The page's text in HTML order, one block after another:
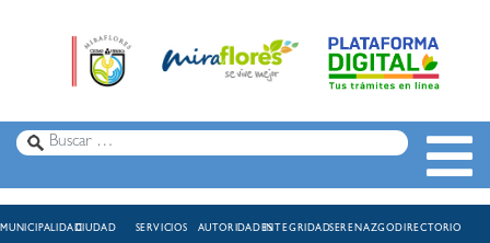
MUNICIPALIDADCIUDAD SERVICIOS AUTORIDADESINTEGRIDADSERENAZGODIRECTORIO